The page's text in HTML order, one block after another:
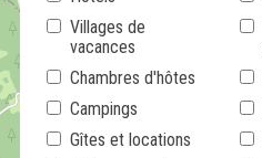
Villages de
vacances
Chambres d'hôtes
Campings
Gîtes et locations